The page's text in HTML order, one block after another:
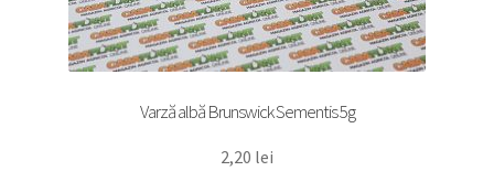
Varză albă Brunswick Sementis 5g
2,20 lei